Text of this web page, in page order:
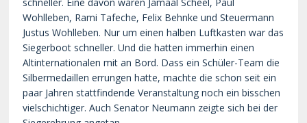
Wohlleben, Rami Tafeche, Felix Behnke und Steuermann
Justus Wohlleben. Nur um einen halben Luftkasten war das
Siegerboot schneller. Und die hatten immerhin einen
Altinternationalen mit an Bord. Dass ein Schüler-Team die
Silbermedaillen errungen hatte, machte die schon seit ein
paar Jahren stattfindende Veranstaltung noch ein bisschen
vielschichtiger. Auch Senator Neumann zeigte sich bei der